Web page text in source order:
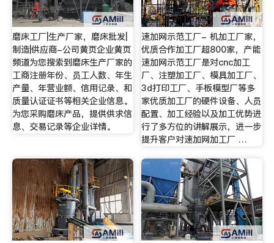
磨床工厂|生产厂家，磨床批发|
制造|供应商-公司黄页企业黄页
频道为您搜索到磨床生产厂家的
工商注册年份、员工人数、年生
产量、年营业额、信用记录、和
质量认证证书等相关企业信息。
为您采购磨床产品，提供供求信
息、交易记录等企业详情。
速加网示范工厂- 机加工厂家，
优质合作加工厂超800家，产能
速加网示范工厂是对cnc加工
厂、注塑加工厂、模具加工厂、
3d打印工厂、手板模型厂等多
家优质加工厂的硬件设备、人员
配置、加工经验以及加工优势进
行了多方位的讲解展示，进一步
提升客户对速加网加工厂 …